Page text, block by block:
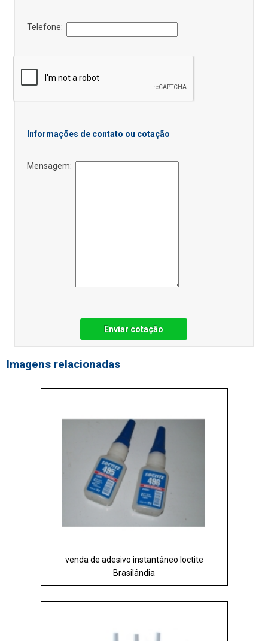
Telefone:
Informações de contato ou cotação
Mensagem:
Enviar cotação
Imagens relacionadas
venda de adesivo instantâneo loctite
Brasilândia